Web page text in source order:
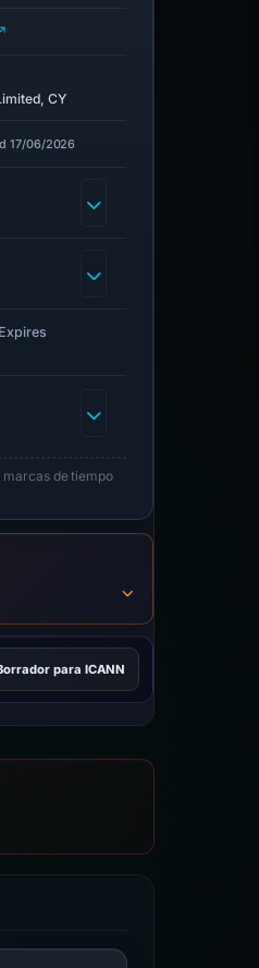
CY
17/06/2026
Expires
marcas de tiempo
para ICANN